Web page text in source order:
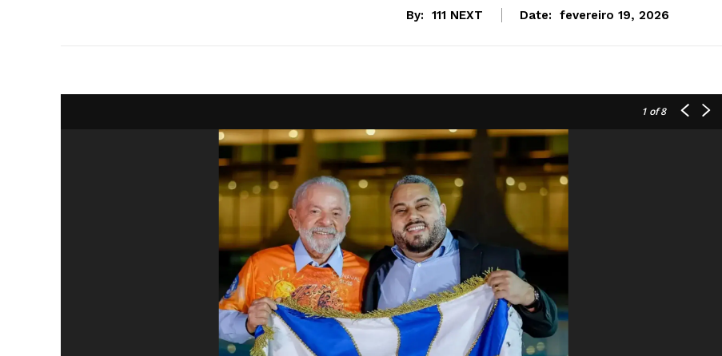
By: 111 NEXT Date: fevereiro 19, 2026
1 of 8